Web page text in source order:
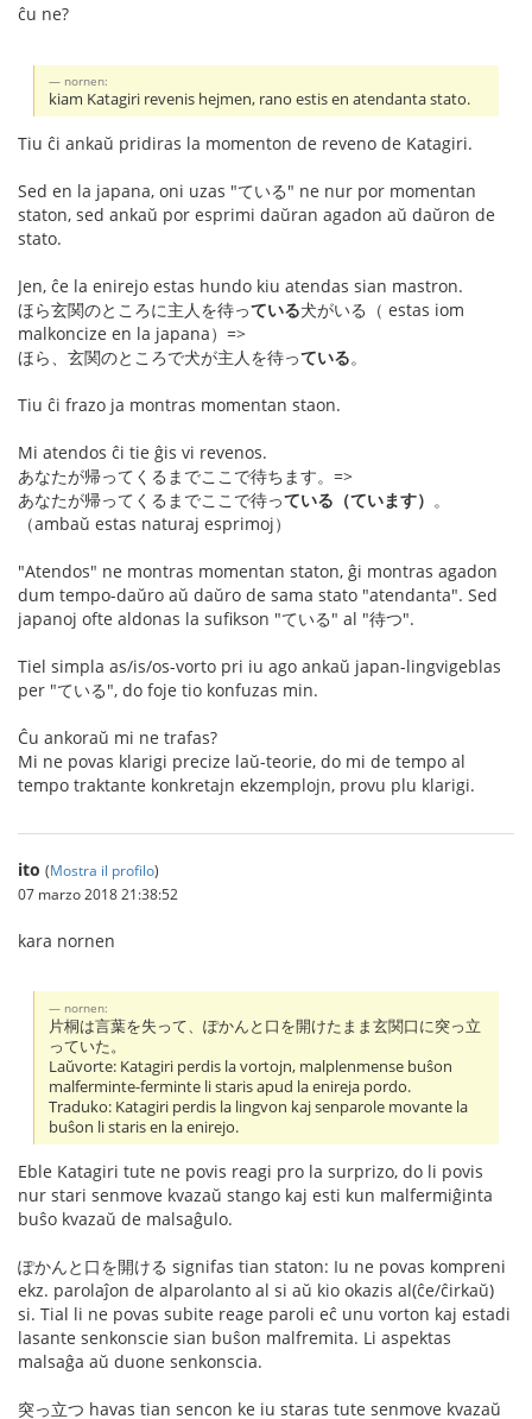
ĉu ne?
nornen:
kiam Katagiri revenis hejmen, rano estis en atendanta stato.
Tiu ĉi ankaŭ pridiras la momenton de reveno de Katagiri.
Sed en la japana, oni uzas "ている" ne nur por momentan
staton, sed ankaŭ por esprimi daŭran agadon aŭ daŭron de
stato.
Jen, ĉe la enirejo estas hundo kiu atendas sian mastron.
ほら玄関のところに主人を待っている犬がいる（ estas iom
malkoncize en la japana）=>
ほら、玄関のところで犬が主人を待っている。
Tiu ĉi frazo ja montras momentan staon.
Mi atendos ĉi tie ĝis vi revenos.
あなたが帰ってくるまでここで待ちます。=>
あなたが帰ってくるまでここで待っている（ています） 。
（ambaŭ estas naturaj esprimoj）
"Atendos" ne montras momentan staton, ĝi montras agadon
dum tempo-daŭro aŭ daŭro de sama stato "atendanta". Sed
japanoj ofte aldonas la sufikson "ている" al "待つ".
Tiel simpla as/is/os-vorto pri iu ago ankaŭ japan-lingvigeblas
per "ている", do foje tio konfuzas min.
Ĉu ankoraŭ mi ne trafas?
Mi ne povas klarigi precize laŭ-teorie, do mi de tempo al
tempo traktante konkretajn ekzemplojn, provu plu klarigi.
ito (Mostra il profilo)
07 marzo 2018 21:38:52
kara nornen
nornen:
片桐は言葉を失って、ぽかんと口を開けたまま玄関口に突っ立
っていた。
Laŭvorte: Katagiri perdis la vortojn, malplenmense buŝon
malferminte-ferminte li staris apud la enireja pordo.
Traduko: Katagiri perdis la lingvon kaj senparole movante la
buŝon li staris en la enirejo.
Eble Katagiri tute ne povis reagi pro la surprizo, do li povis
nur stari senmove kvazaŭ stango kaj esti kun malfermiĝinta
buŝo kvazaŭ de malsaĝulo.
ぽかんと口を開ける signifas tian staton: Iu ne povas kompreni
ekz. parolaĵon de alparolanto al si aŭ kio okazis al(ĉe/ĉirkaŭ)
si. Tial li ne povas subite reage paroli eĉ unu vorton kaj estadi
lasante senkonscie sian buŝon malfremita. Li aspektas
malsaĝa aŭ duone senkonscia.
突っ立つ havas tian sencon ke iu staras tute senmove kvazaŭ